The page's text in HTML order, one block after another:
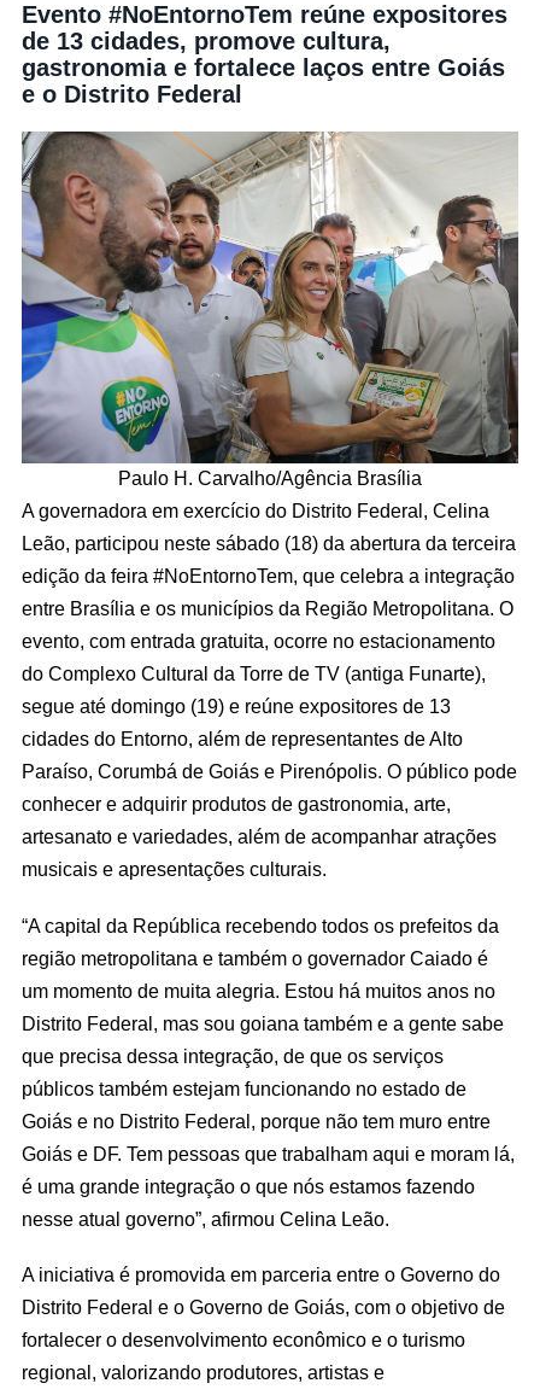
Evento #NoEntornoTem reúne expositores
de 13 cidades, promove cultura,
gastronomia e fortalece laços entre Goiás
e o Distrito Federal
Paulo H. Carvalho/Agência Brasília
A governadora em exercício do Distrito Federal, Celina
Leão, participou neste sábado (18) da abertura da terceira
edição da feira #NoEntornoTem, que celebra a integração
entre Brasília e os municípios da Região Metropolitana. O
evento, com entrada gratuita, ocorre no estacionamento
do Complexo Cultural da Torre de TV (antiga Funarte),
segue até domingo (19) e reúne expositores de 13
cidades do Entorno, além de representantes de Alto
Paraíso, Corumbá de Goiás e Pirenópolis. O público pode
conhecer e adquirir produtos de gastronomia, arte,
artesanato e variedades, além de acompanhar atrações
musicais e apresentações culturais.
“A capital da República recebendo todos os prefeitos da
região metropolitana e também o governador Caiado é
um momento de muita alegria. Estou há muitos anos no
Distrito Federal, mas sou goiana também e a gente sabe
que precisa dessa integração, de que os serviços
públicos também estejam funcionando no estado de
Goiás e no Distrito Federal, porque não tem muro entre
Goiás e DF. Tem pessoas que trabalham aqui e moram lá,
é uma grande integração o que nós estamos fazendo
nesse atual governo”, afirmou Celina Leão.
A iniciativa é promovida em parceria entre o Governo do
Distrito Federal e o Governo de Goiás, com o objetivo de
fortalecer o desenvolvimento econômico e o turismo
regional, valorizando produtores, artistas e